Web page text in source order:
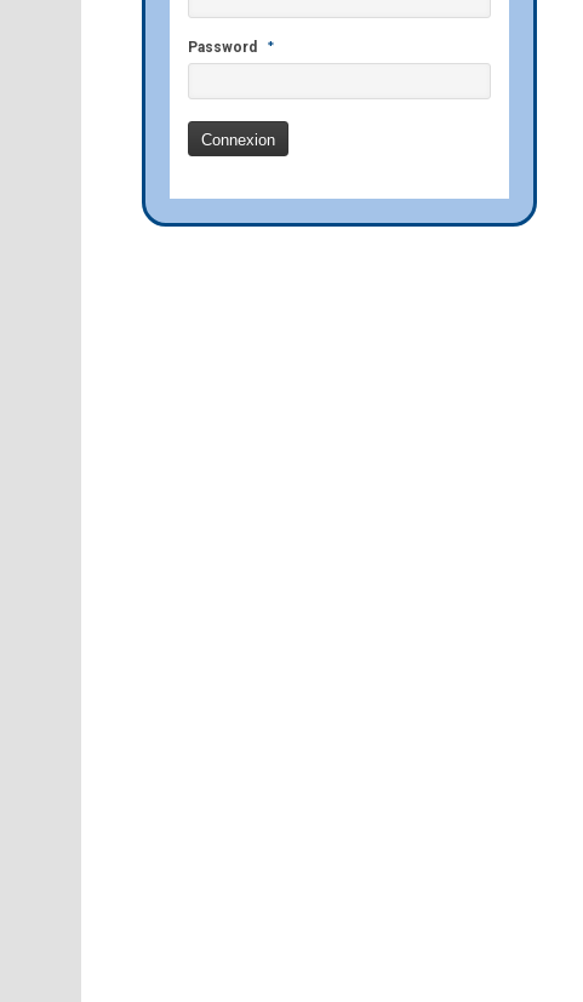
Password *